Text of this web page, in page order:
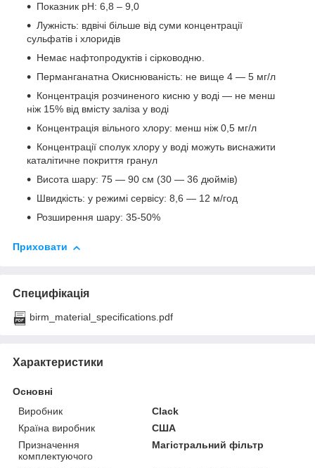
Показник pH: 6,8 – 9,0
Лужність: вдвічі більше від суми концентрації
сульфатів і хлоридів
Немає нафтопродуктів і сірководню.
Перманганатна Окиснюваність: не вище 4 — 5 мг/л
Концентрація розчиненого кисню у воді — не менш
ніж 15% від вмісту заліза у воді
Концентрація вільного хлору: менш ніж 0,5 мг/л
Концентрації сполук хлору у воді можуть виснажити
каталітичне покриття гранул
Висота шару: 75 — 90 см (30 — 36 дюймів)
Швидкість: у режимі сервісу: 8,6 — 12 м/год
Розширення шару: 35-50%
Приховати
Специфікація
birm_material_specifications.pdf
Характеристики
Основні
Виробник
Clack
Країна виробник
США
Призначення
комплектуючого
Магістральний фільтр